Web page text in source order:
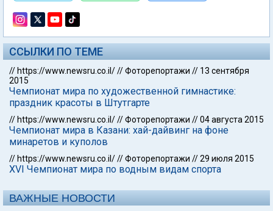
ССЫЛКИ ПО ТЕМЕ
// https://www.newsru.co.il///Фоторепортажи // 13 сентября
2015
Чемпионат мира по художественной гимнастике:
праздник красоты в Штутгарте
// https://www.newsru.co.il///Фоторепортажи //04 августа 2015
Чемпионат мира в Казани: хай-дайвинг на фоне
минаретов и куполов
// https://www.newsru.co.il///Фоторепортажи //29 июля 2015
XVI Чемпионат мира по водным видам спорта
ВАЖНЫЕ НОВОСТИ